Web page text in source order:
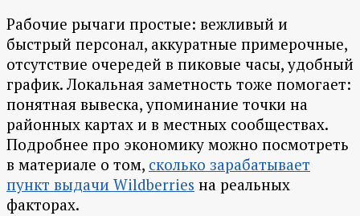
Рабочие рычаги простые: вежливый и
быстрый персонал, аккуратные примерочные,
отсутствие очередей в пиковые часы, удобный
график. Локальная заметность тоже помогает:
понятная вывеска, упоминание точки на
районных картах и в местных сообществах.
Подробнее про экономику можно посмотреть
в материале о том, сколько зарабатывает
пункт выдачи Wildberries на реальных
факторах.